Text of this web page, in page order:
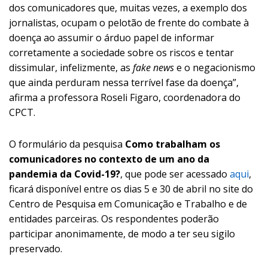
dos comunicadores que, muitas vezes, a exemplo dos
jornalistas, ocupam o pelotão de frente do combate à
doença ao assumir o árduo papel de informar
corretamente a sociedade sobre os riscos e tentar
dissimular, infelizmente, as fake newse o negacionismo
que ainda perduram nessa terrível fase da doença”,
afirma a professora Roseli Figaro, coordenadora do
CPCT.
O formulário da pesquisa Como trabalham os
comunicadores no contexto de um ano da
pandemia da Covid-19?, que pode ser acessado aqui,
ficará disponível entre os dias 5 e 30 de abril no site do
Centro de Pesquisa em Comunicação e Trabalho e de
entidades parceiras. Os respondentes poderão
participar anonimamente, de modo a ter seu sigilo
preservado.